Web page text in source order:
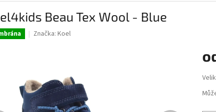
Beau Tex Wool - Blue
Značka: Koel